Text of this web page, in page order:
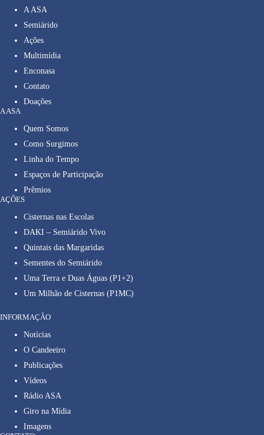
A ASA
Semiárido
Ações
Multimídia
Enconasa
Contato
Doações
A ASA
Quem Somos
Como Surgimos
Linha do Tempo
Espaços de Participação
Prêmios
AÇÕES
Cisternas nas Escolas
DAKI – Semiárido Vivo
Quintais das Margaridas
Sementes do Semiárido
Uma Terra e Duas Águas (P1+2)
Um Milhão de Cisternas (P1MC)
INFORMAÇÃO
Notícias
O Candeeiro
Publicações
Vídeos
Rádio ASA
Giro na Mídia
Imagens